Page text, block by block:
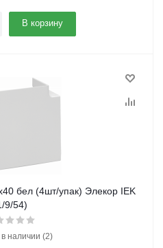
В корзину
бел (4шт/упак) Элекор IEK
9/54)
в наличии (2)